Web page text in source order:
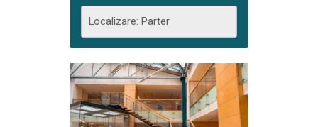
Localizare: Parter